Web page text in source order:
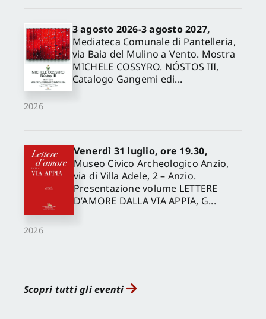
2026
3 agosto 2026-3 agosto 2027,
Mediateca Comunale di Pantelleria,
via Baia del Mulino a Vento. Mostra
MICHELE COSSYRO. NÓSTOS III,
Catalogo Gangemi edi...
2026
Venerdì 31 luglio, ore 19.30,
Museo Civico Archeologico Anzio,
via di Villa Adele, 2 – Anzio.
Presentazione volume LETTERE
D’AMORE DALLA VIA APPIA, G...
Scopri tutti gli eventi